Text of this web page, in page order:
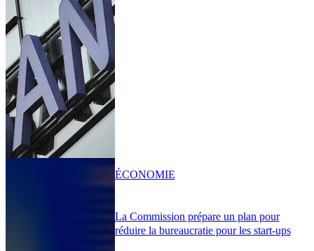
La Commission prépare un plan pour
réduire la bureaucratie pour les start-ups
ÉCONOMIE